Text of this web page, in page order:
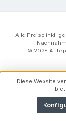
Alle Preise inkl.
© 2026
Diese Website